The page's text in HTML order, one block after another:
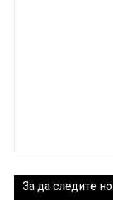
За да следите